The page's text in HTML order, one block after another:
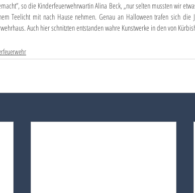
so die Kinderfeuerwehrwartin Alina Beck, „nur selten mussten wir
Teelicht mit nach Hause nehmen. Genau an Halloween trafen sich die
Auch hier schnitzten entstanden wahre Kunstwerke in den von